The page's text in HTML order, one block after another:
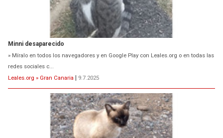
Minni desaparecido
» Míralo en todos los navegadores y en Google Play con Leales.org o en todas las
redes sociales c...
Leales.org » Gran Canaria | 9.7.2025